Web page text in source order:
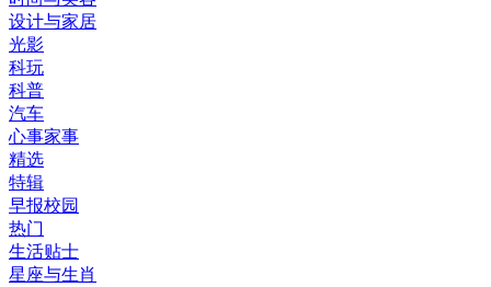
设计与家居
光影
科玩
科普
汽车
心事家事
精选
特辑
早报校园
热门
生活贴士
星座与生肖